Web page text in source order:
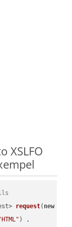
XSLFO
request( new
) ,